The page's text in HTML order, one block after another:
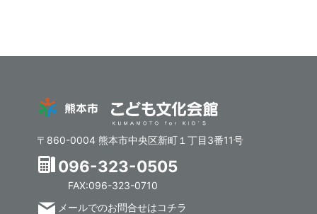
〒860-0004 熊本市中央区新町１丁目3番11号
096-323-0505
FAX:096-323-0710
メールでのお問合せはコチラ